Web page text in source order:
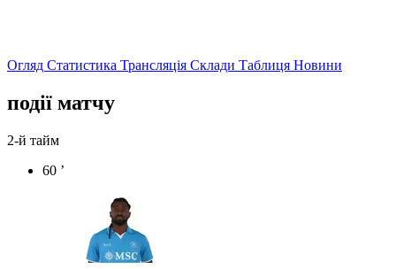
Огляд Статистика Трансляція Склади Таблиця Новини
події матчу
2-й тайм
60 ’